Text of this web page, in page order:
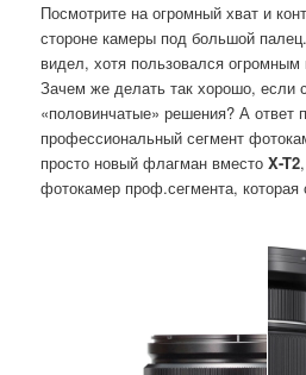
Посмотрите на огромный хват и
стороне камеры под большой
видел, хотя пользовался
Зачем же делать так хорошо, если
«половинчатые» решения? А ответ
профессиональный сегмент
просто новый флагман вместоX-T2
фотокамер проф.сегмента,